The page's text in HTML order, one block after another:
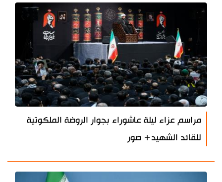
مراسم عزاء ليلة عاشوراء بجوار الروضة الملكوتية
للقائد الشهيد+ صور